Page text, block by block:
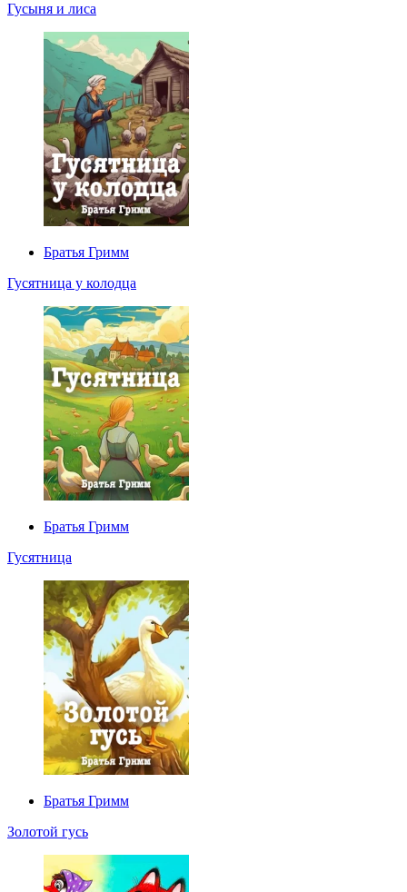
Гусыня и лиса
Братья Гримм
Гусятница у колодца
Братья Гримм
Гусятница
Братья Гримм
Золотой гусь